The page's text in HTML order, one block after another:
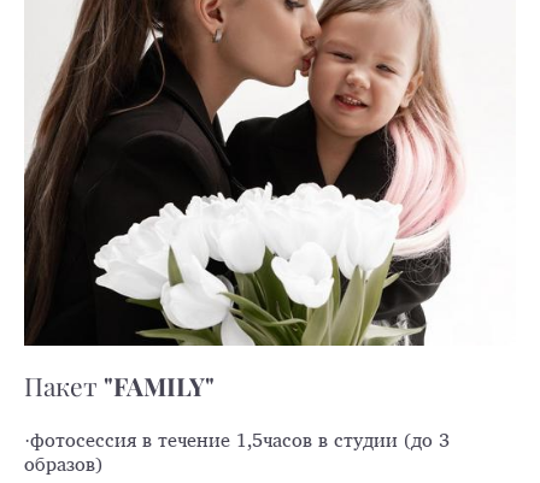
Пакет "​​​​​​​FAMILY"
·фотосессия в течение 1,5часов в студии (до 3
образов)